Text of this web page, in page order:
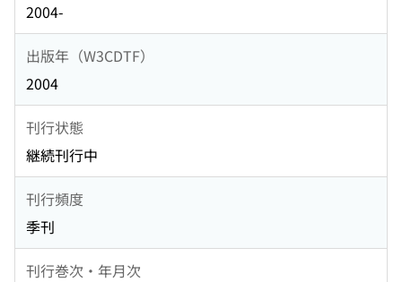
2004-
出版年（W3CDTF）
2004
刊行状態
継続刊行中
刊行頻度
季刊
刊行巻次・年月次